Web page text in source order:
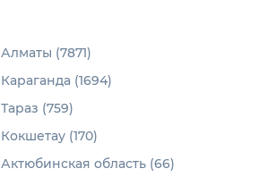
Алматы (7871)
Караганда (1694)
Тараз (759)
Кокшетау (170)
Актюбинская область (66)